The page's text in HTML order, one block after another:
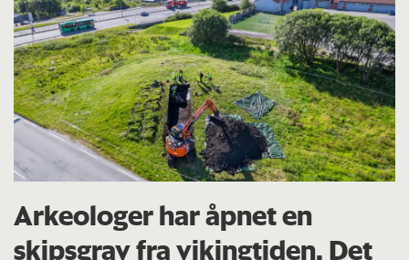
Arkeologer har åpnet en
skipsgrav fra vikingtiden. Det